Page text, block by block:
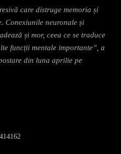
care distruge memoria și
Conexiunile neuronale și
și mor, ceea ce se traduce
funcții mentale importante”, a
din luna aprilie pe